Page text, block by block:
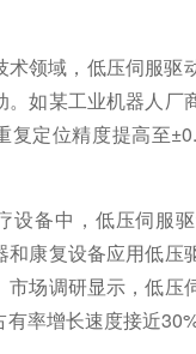
术领域，低压伺服驱
。如某工业机器人厂
复定位精度提高至
设备中，低压伺服
和康复设备应用低压
市场调研显示，低压
率增长速度接近30%